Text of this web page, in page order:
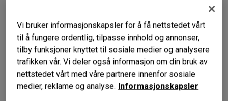
Vi bruker informasjonskapsler for å få nettstedet vårt
til å fungere ordentlig, tilpasse innhold og annonser,
tilby funksjoner knyttet til sosiale medier og analysere
trafikken vår. Vi deler også informasjon om din bruk av
nettstedet vårt med våre partnere innenfor sosiale
medier, reklame og analyse. Informasjonskapsler